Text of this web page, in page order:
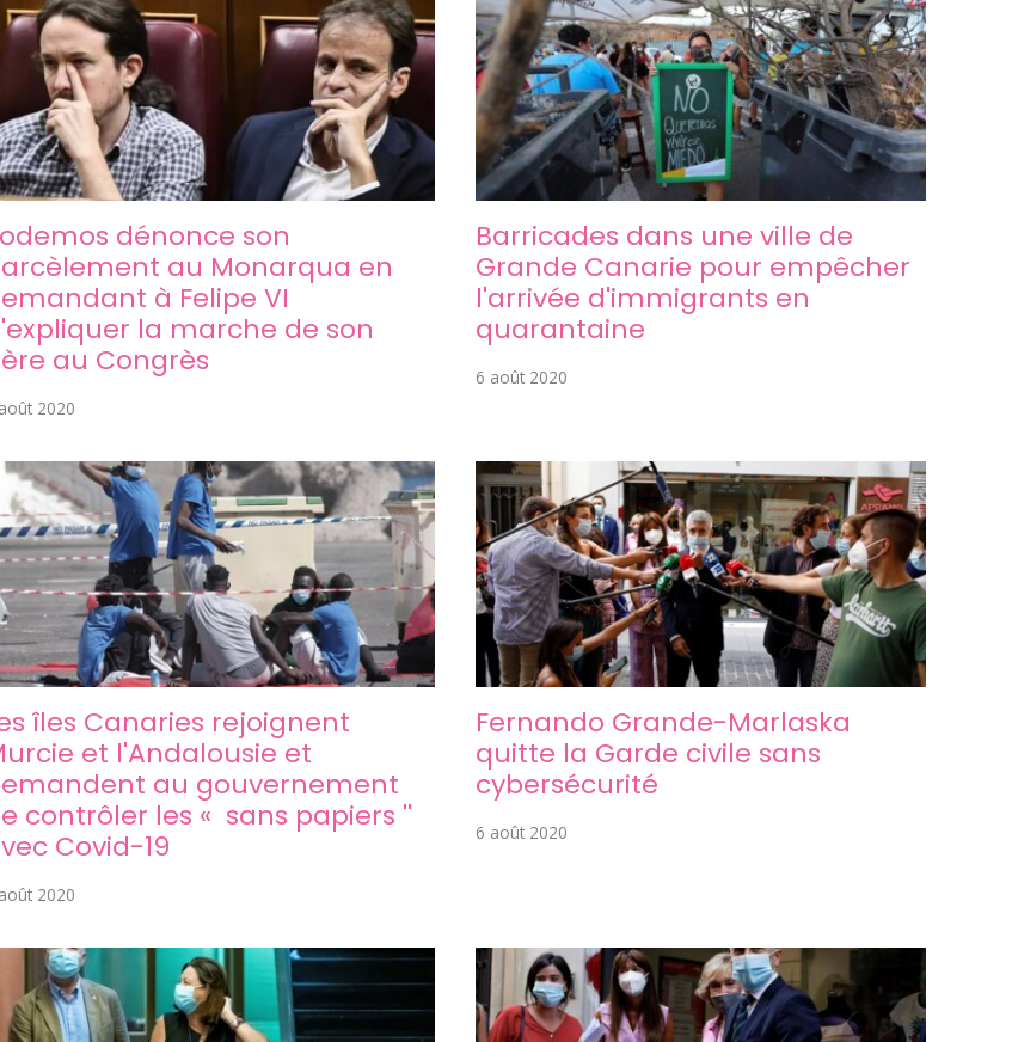
dénonce son
au Monarqua en
à Felipe VI
la marche de son
au Congrès
2020
Barricades dans une ville de
Grande Canarie pour empêcher
l'arrivée d'immigrants en
quarantaine
6 août 2020
îles Canaries rejoignent
et l'Andalousie et
au gouvernement
contrôler les « sans papiers ''
Covid-19
2020
Fernando Grande-Marlaska
quitte la Garde civile sans
cybersécurité
6 août 2020